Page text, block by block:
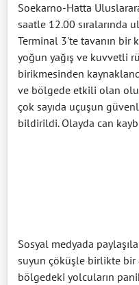
Soekarno-Hatta
saatle 12.00 sıralarında
Terminal 3'te tavanın bir
yoğun yağış ve kuvvetli
birikmesinden
ve bölgede etkili olan
çok sayıda uçuşun
bildirildi. Olayda can
Sosyal medyada
suyun çöküşle birlikte bir
bölgedeki yolcuların